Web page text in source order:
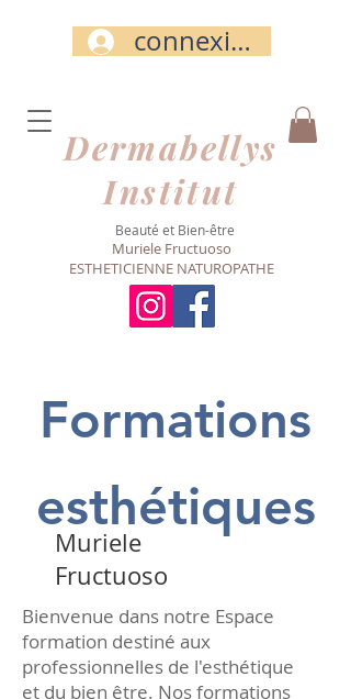
Dermabellys​
Institut
connexion
Muriele Fructuoso
ESTHETICIENNE NATUROPATHE
Beauté et Bien-être
Formations
esthétiques
Muriele
Fructuoso
Bienvenue dans notre Espace
formation destiné aux
professionnelles de l'esthétique
et du bien être. Nos formations